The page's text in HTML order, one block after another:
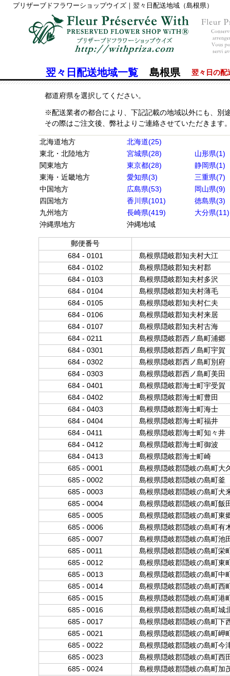
プリザーブドフラワーショップウイズ｜翌々日配送地域（島根県）
翌々日配送地域一覧 島根県 翌々日の配
都道府県を選択してください。
※配送業者の都合により、下記記載の地域以外にも、別
その際はご注文後、弊社よりご連絡させていただきます
北海道地方
北海道(25)
東北・北陸地方
宮城県(28)
山形県(1)
関東地方
東京都(28)
静岡県(1)
東海・近畿地方
愛知県(3)
三重県(7)
中国地方
広島県(53)
岡山県(9)
四国地方
香川県(101)
徳島県(3)
九州地方
長崎県(419)
大分県(11)
沖縄県地方
沖縄地域
郵便番号
684 - 0101
島根県隠岐郡知夫村大江
684 - 0102
島根県隠岐郡知夫村郡
684 - 0103
島根県隠岐郡知夫村多沢
684 - 0104
島根県隠岐郡知夫村薄毛
684 - 0105
島根県隠岐郡知夫村仁夫
684 - 0106
島根県隠岐郡知夫村来居
684 - 0107
島根県隠岐郡知夫村古海
684 - 0211
島根県隠岐郡西ノ島町浦郷
684 - 0301
島根県隠岐郡西ノ島町宇賀
684 - 0302
島根県隠岐郡西ノ島町別府
684 - 0303
島根県隠岐郡西ノ島町美田
684 - 0401
島根県隠岐郡海士町宇受賀
684 - 0402
島根県隠岐郡海士町豊田
684 - 0403
島根県隠岐郡海士町海士
684 - 0404
島根県隠岐郡海士町福井
684 - 0411
島根県隠岐郡海士町知々井
684 - 0412
島根県隠岐郡海士町御波
684 - 0413
島根県隠岐郡海士町崎
685 - 0001
島根県隠岐郡隠岐の島町大
685 - 0002
島根県隠岐郡隠岐の島町釜
685 - 0003
島根県隠岐郡隠岐の島町犬
685 - 0004
島根県隠岐郡隠岐の島町飯
685 - 0005
島根県隠岐郡隠岐の島町東
685 - 0006
島根県隠岐郡隠岐の島町有
685 - 0007
島根県隠岐郡隠岐の島町池
685 - 0011
島根県隠岐郡隠岐の島町栄
685 - 0012
島根県隠岐郡隠岐の島町東
685 - 0013
島根県隠岐郡隠岐の島町中
685 - 0014
島根県隠岐郡隠岐の島町西
685 - 0015
島根県隠岐郡隠岐の島町港
685 - 0016
島根県隠岐郡隠岐の島町城
685 - 0017
島根県隠岐郡隠岐の島町下
685 - 0021
島根県隠岐郡隠岐の島町岬
685 - 0022
島根県隠岐郡隠岐の島町今
685 - 0023
島根県隠岐郡隠岐の島町西
685 - 0024
島根県隠岐郡隠岐の島町加